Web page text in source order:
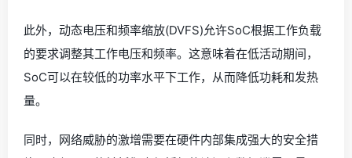
此外，动态电压和频率缩放(DVFS)允许SoC根据工作负载
的要求调整其工作电压和频率。这意味着在低活动期间，
SoC可以在较低的功率水平下工作，从而降低功耗和发热
量。
同时，网络威胁的激增需要在硬件内部集成强大的安全措